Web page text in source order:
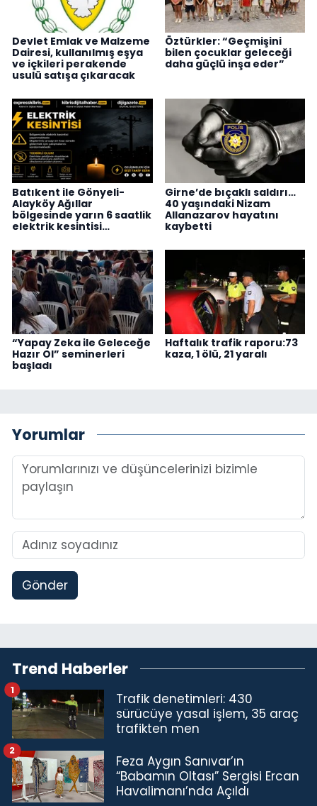
Devlet Emlak ve Malzeme
Dairesi, kullanılmış eşya
ve içkileri perakende
usulü satışa çıkaracak
Öztürkler: “Geçmişini
bilen çocuklar geleceği
daha güçlü inşa eder”
Batıkent ile Gönyeli-
Alayköy Ağıllar
bölgesinde yarın 6 saatlik
elektrik kesintisi…
Girne’de bıçaklı saldırı…
40 yaşındaki Nizam
Allanazarov hayatını
kaybetti
“Yapay Zeka ile Geleceğe
Hazır Ol” seminerleri
başladı
Haftalık trafik raporu:73
kaza, 1 ölü, 21 yaralı
Yorumlar
Gönder
Trend Haberler
Trafik denetimleri: 430
sürücüye yasal işlem, 35 araç
trafikten men
1
Feza Aygın Sanıvar’ın
“Babamın Oltası” Sergisi Ercan
Havalimanı’nda Açıldı
2